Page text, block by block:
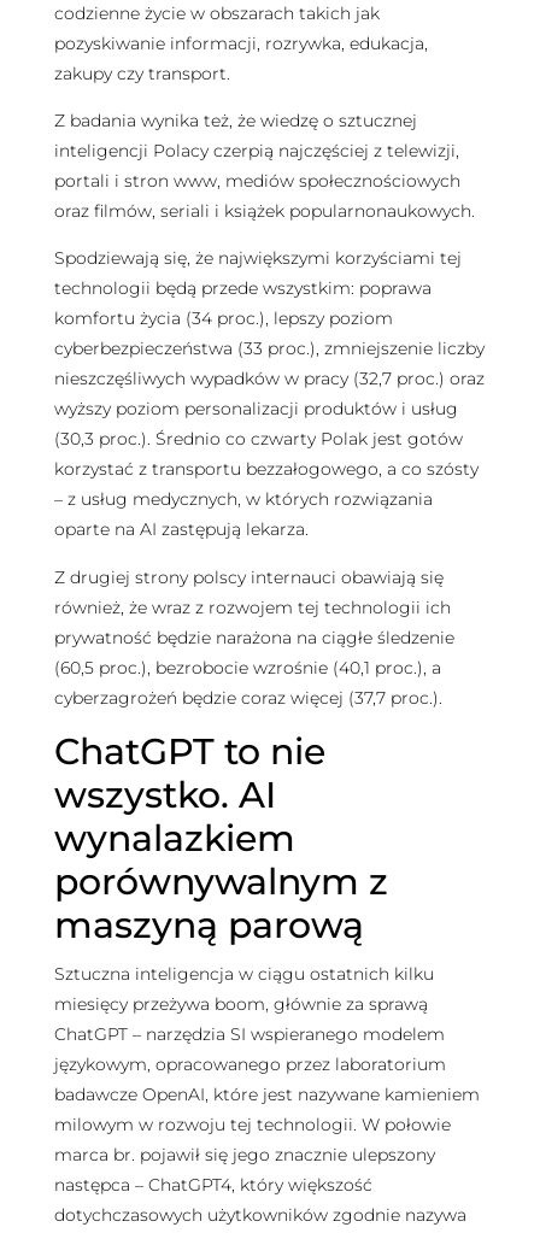
codzienne życie w obszarach takich jak
pozyskiwanie informacji, rozrywka, edukacja,
zakupy czy transport.
Z badania wynika też, że wiedzę o sztucznej
inteligencji Polacy czerpią najczęściej z telewizji,
portali i stron www, mediów społecznościowych
oraz filmów, seriali i książek popularnonaukowych.
Spodziewają się, że największymi korzyściami tej
technologii będą przede wszystkim: poprawa
komfortu życia (34 proc.), lepszy poziom
cyberbezpieczeństwa (33 proc.), zmniejszenie liczby
nieszczęśliwych wypadków w pracy (32,7 proc.) oraz
wyższy poziom personalizacji produktów i usług
(30,3 proc.). Średnio co czwarty Polak jest gotów
korzystać z transportu bezzałogowego, a co szósty
– z usług medycznych, w których rozwiązania
oparte na AI zastępują lekarza.
Z drugiej strony polscy internauci obawiają się
również, że wraz z rozwojem tej technologii ich
prywatność będzie narażona na ciągłe śledzenie
(60,5 proc.), bezrobocie wzrośnie (40,1 proc.), a
cyberzagrożeń będzie coraz więcej (37,7 proc.).
ChatGPT to nie
wszystko. AI
wynalazkiem
porównywalnym z
maszyną parową
Sztuczna inteligencja w ciągu ostatnich kilku
miesięcy przeżywa boom, głównie za sprawą
ChatGPT – narzędzia SI wspieranego modelem
językowym, opracowanego przez laboratorium
badawcze OpenAI, które jest nazywane kamieniem
milowym w rozwoju tej technologii. W połowie
marca br. pojawił się jego znacznie ulepszony
następca – ChatGPT4, który większość
dotychczasowych użytkowników zgodnie nazywa